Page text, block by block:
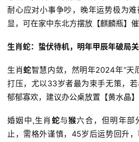
耐心应对小事争吵，晚年运势极为
显，可在家中东北方摆放【麒麟瓶】催
生肖蛇：蛰伏待机，明年甲辰年破局
生肖蛇智慧内敛，然明年2024年“天
打压，尤以33岁者最为束手无策，
郁郁寡欢，建议办公桌放置【黄水晶】
婚姻中,生肖 蛇与猴六合，但明年部
止，需格外谨慎，45岁后运势回升